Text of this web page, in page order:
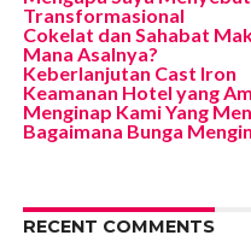
Transformasional
Cokelat dan Sahabat
Mana Asalnya?
Keberlanjutan Cast Iron
Keamanan Hotel yang
Menginap Kami Yang
Bagaimana Bunga
RECENT COMMENTS